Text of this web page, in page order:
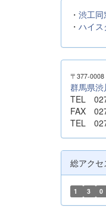
・ 渋工同
・ ハイス
〒377-0008
群馬県渋
TEL
FAX
TEL
総アクセ
1 3 0